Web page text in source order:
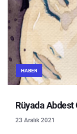
HABER
Rüyada
23 Aralık 2021